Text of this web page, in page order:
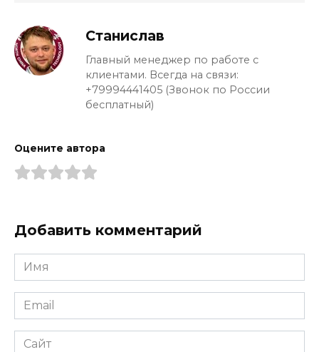
Станислав
Главный менеджер по работе с
клиентами. Всегда на связи:
+79994441405 (Звонок по России
бесплатный)
Оцените автора
Добавить комментарий
Имя
*
Email
*
Сайт